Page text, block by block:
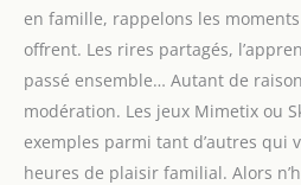
cartes, 5 mini-jeux, et 1 livret
de règles !
en famille, rappelons les
offrent. Les rires partagés,
passé ensemble… Autant de
modération. Les jeux Mimetix ou
exemples parmi tant d’autres qui
heures de plaisir familial. Alors